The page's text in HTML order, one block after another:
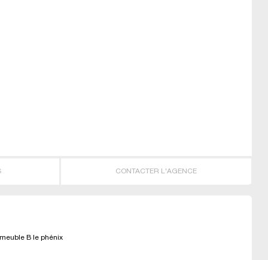
CONTACTER L'AGENCE
B le phénix